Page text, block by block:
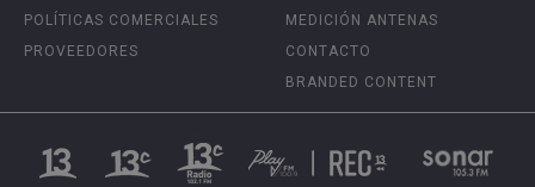
POLÍTICAS COMERCIALES
PROVEEDORES
MEDICIÓN ANTENAS
CONTACTO
BRANDED CONTENT